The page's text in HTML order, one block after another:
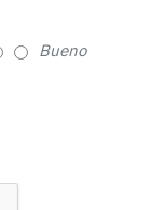
Bueno